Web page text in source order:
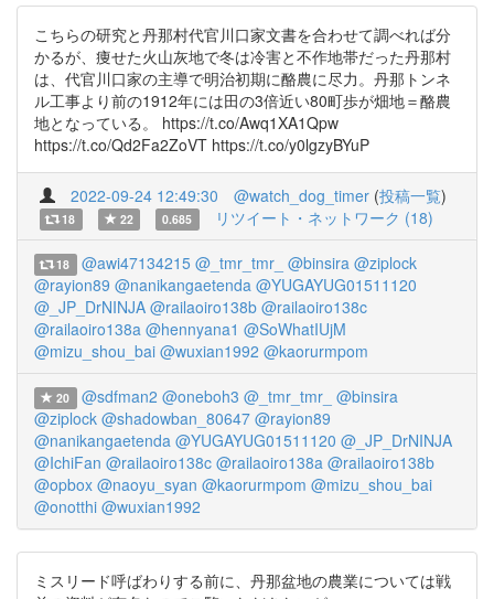
こちらの研究と丹那村代官川口家文書を合わせて調べれば分
かるが、痩せた火山灰地で冬は冷害と不作地帯だった丹那村
は、代官川口家の主導で明治初期に酪農に尽力。丹那トンネ
ル工事より前の1912年には田の3倍近い80町歩が畑地＝酪農
地となっている。 https://t.co/Awq1XA1Qpw
https://t.co/Qd2Fa2ZoVT https://t.co/y0lgzyBYuP
2022-09-24 12:49:30 @watch_dog_timer (投稿一覧)
18 22 0.685 リツイート・ネットワーク (18)
18 @awi47134215 @_tmr_tmr_ @binsira @ziplock
@rayion89 @nanikangaetenda @YUGAYUG01511120
@_JP_DrNINJA @railaoiro138b @railaoiro138c
@railaoiro138a @hennyana1 @SoWhatIUjM
@mizu_shou_bai @wuxian1992 @kaorurmpom
20 @sdfman2 @oneboh3 @_tmr_tmr_ @binsira
@ziplock @shadowban_80647 @rayion89
@nanikangaetenda @YUGAYUG01511120 @_JP_DrNINJA
@IchiFan @railaoiro138c @railaoiro138a @railaoiro138b
@opbox @naoyu_syan @kaorurmpom @mizu_shou_bai
@onotthi @wuxian1992
ミスリード呼ばわりする前に、丹那盆地の農業については戦